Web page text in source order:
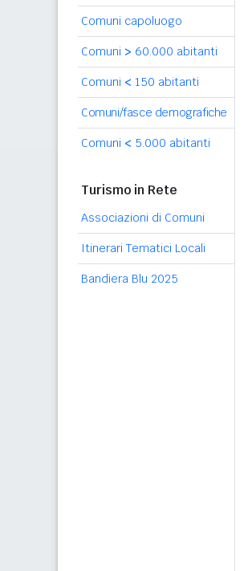
Comuni capoluogo
Comuni > 60.000 abitanti
Comuni < 150 abitanti
Comuni/fasce demografiche
Comuni < 5.000 abitanti
Turismo in Rete
Associazioni di Comuni
Itinerari Tematici Locali
Bandiera Blu 2025